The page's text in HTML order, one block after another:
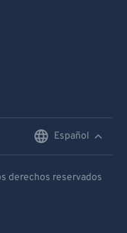
Español
derechos reservados